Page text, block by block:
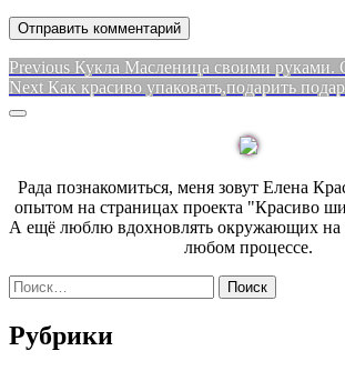
Навигация
по
Previous Previous
post:
Кукла Масленица своими руками.
Next Next
Как красиво упаковать,подарить
Sidebar
Рада познакомиться, меня зовут Елена
опытом на страницах проекта "Красиво
А ещё люблю вдохновлять окружающих на
любом процессе.
Найти:
Рубрики